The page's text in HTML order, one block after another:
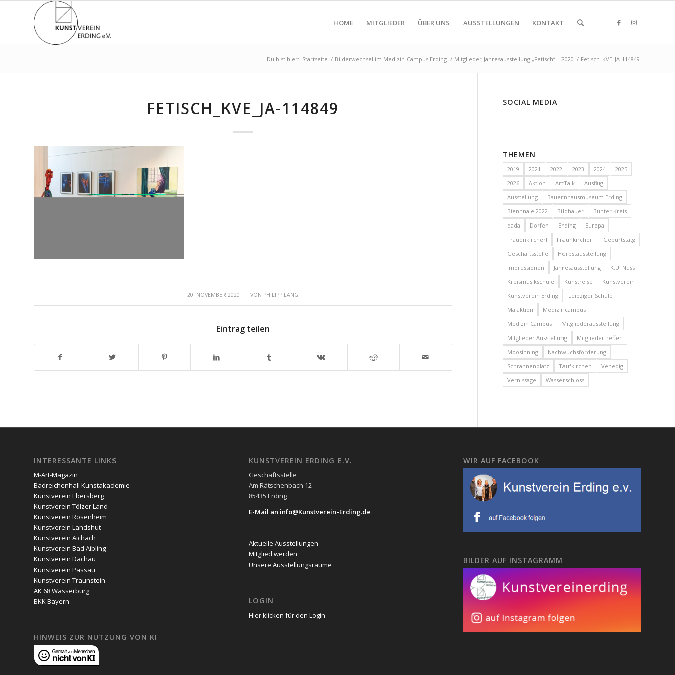
HOME MITGLIEDER ÜBER UNS AUSSTELLUNGEN KONTAKT
Du bist hier: Startseite / Bilderwechsel im Medizin-Campus Erding / Mitglieder-Jahresausstellung „Fetisch“ – 2020 / Fetisch_KVE_JA-114849
FETISCH_KVE_JA-114849
20. NOVEMBER 2020
/ VON PHILIPP LANG
Eintrag teilen
SOCIAL MEDIA
THEMEN
2019 2021 2022 2023 2024
2025
2026
Aktion ArtTalk
Ausflug
Ausstellung
Bauernhausmuseum Erding
Biennnale 2022
Bildhauer
Bunter Kreis
dada
Dorfen Erding
Europa
Frauenkircherl
Fraunkircherl
Geburtstatg
Geschäftsstelle
Herbstausstellung
Impressionen
Jahresausstellung
K.U. Nuss
Kreismusikschule
Kunstreise
Kunstverein
Kunstverein Erding
Leipziger Schule
Malaktion
Medizincampus
Medizin Campus
Mitgliederausstellung
Mitglieder Ausstellung
Mitgliedertreffen
Moosinning
Nachwuchsförderung
Schrannenplatz
Taufkirchen
Venedig
Vernissage
Wasserschloss
INTERESSANTE LINKS
M-Art-Magazin
Badreichenhall Kunstakademie
Kunstverein Ebersberg
Kunstverein Tölzer Land
Kunstverein Rosenheim
Kunstverein Landshut
Kunstverein Aichach
Kunstverein Bad Aibling
Kunstverein Dachau
Kunstverein Passau
Kunstverein Traunstein
AK 68 Wasserburg
BKK Bayern
HINWEIS ZUR NUTZUNG VON KI
KUNSTVEREIN ERDING E.V.
Geschäftsstelle
Am Rätschenbach 12
85435 Erding
E-Mail an info@Kunstverein-Erding.de
Aktuelle Ausstellungen
Mitglied werden
Unsere Ausstellungsräume
LOGIN
Hier klicken für den Login
WIR AUF FACEBOOK
BILDER AUF INSTAGRAMM